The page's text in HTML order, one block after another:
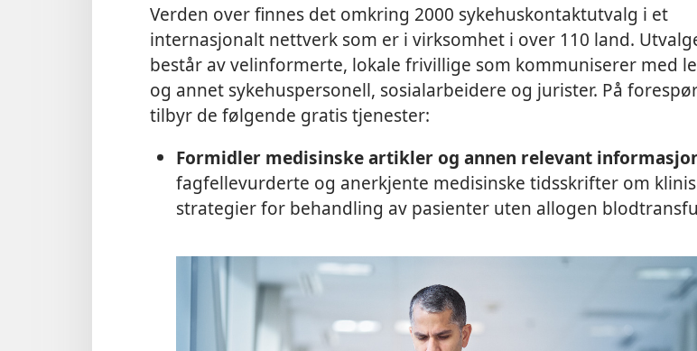
Verden over finnes det omkring 2000 sykehuskontaktutvalg i et
internasjonalt nettverk som er i virksomhet i over 110 land.
består av velinformerte, lokale frivillige som kommuniserer med
og annet sykehuspersonell, sosialarbeidere og jurister. På
tilbyr de følgende gratis tjenester:
Formidler medisinske artikler og annen relevant
fagfellevurderte og anerkjente medisinske tidsskrifter om
strategier for behandling av pasienter uten allogen